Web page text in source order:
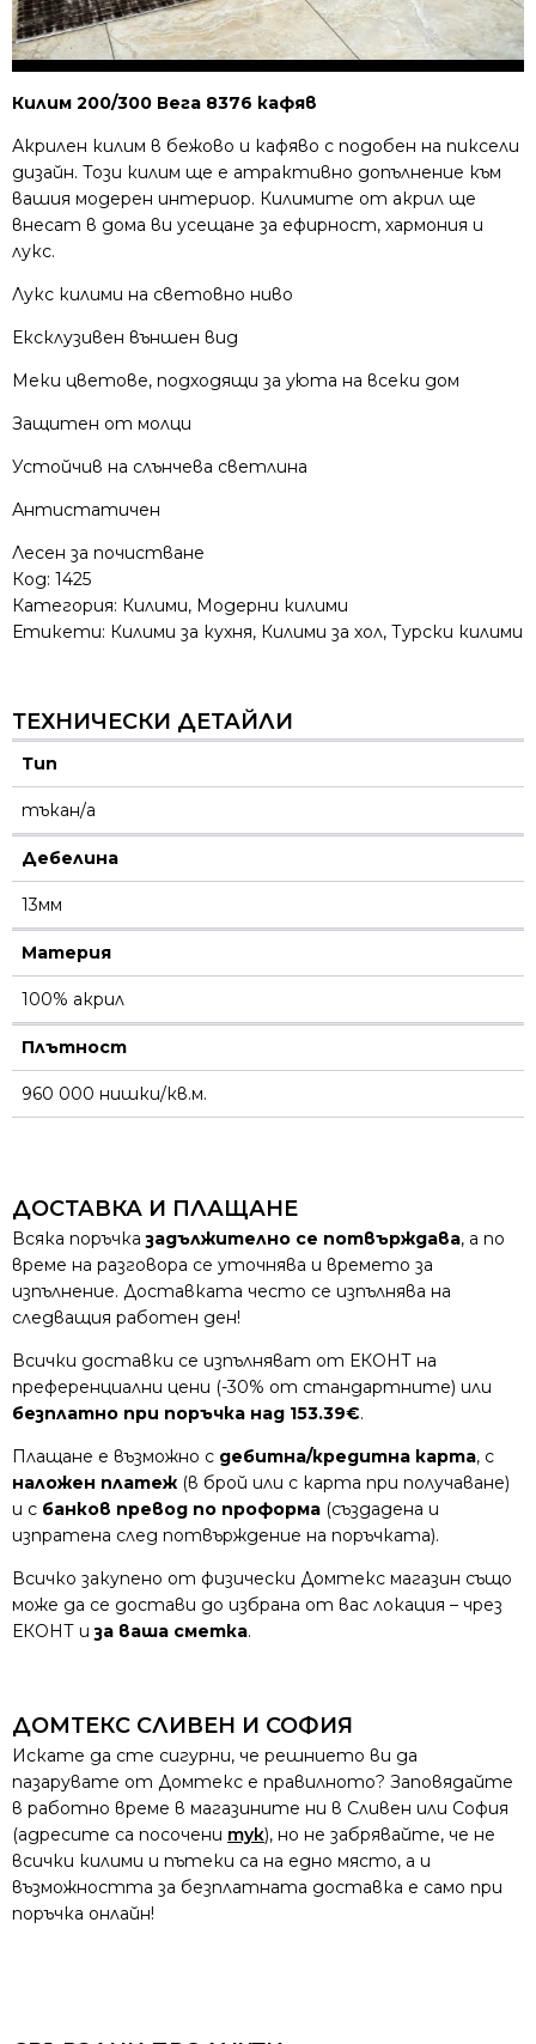
Килим 200/300 Вега 8376 кафяв
Акрилен килим в бежово и кафяво с подобен на пиксели
дизайн. Този килим ще е атрактивно допълнение към
вашия модерен интериор. Килимите от акрил ще
внесат в дома ви усещане за ефирност, хармония и
лукс.
Лукс килими на световно ниво
Ексклузивен външен вид
Меки цветове, подходящи за уюта на всеки дом
Защитен от молци
Устойчив на слънчева светлина
Антистатичен
Лесен за почистване
Код: 1425
Категория: Килими, Модерни килими
Етикети: Килими за кухня, Килими за хол, Турски килими
ТЕХНИЧЕСКИ ДЕТАЙЛИ
Тип
тъкан/а
Дебелина
13мм
Материя
100% акрил
Плътност
960 000 нишки/кв.м.
ДОСТАВКА И ПЛАЩАНЕ
Всяка поръчказадължително се потвърждава, а по
време на разговора се уточнява и времето за
изпълнение. Доставката често се изпълнява на
следващия работен ден!
Всички доставки се изпълняват от ЕКОНТ на
преференциални цени (-30% от стандартните) или
безплатно при поръчка над 153.39€.
Плащане е възможно с дебитна/кредитна карта, с
наложен платеж (в брой или с карта при получаване)
и с банков превод по проформа (създадена и
изпратена след потвърждение на поръчката).
Всичко закупено от физически Домтекс магазин също
може да се достави до избрана от вас локация – чрез
ЕКОНТ иза ваша сметка.
ДОМТЕКС СЛИВЕН И СОФИЯ
Искате да сте сигурни, че решнието ви да
пазарувате от Домтекс е правилното? Заповядайте
в работно време в магазините ни в Сливен или София
(адресите са посочени тук), но не забрявайте, че не
всички килими и пътеки са на едно място, а и
възможността за безплатната доставка е само при
поръчка онлайн!